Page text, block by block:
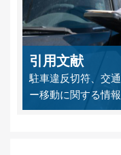
引用文献
駐車違反切符、交
ー移動に関する情